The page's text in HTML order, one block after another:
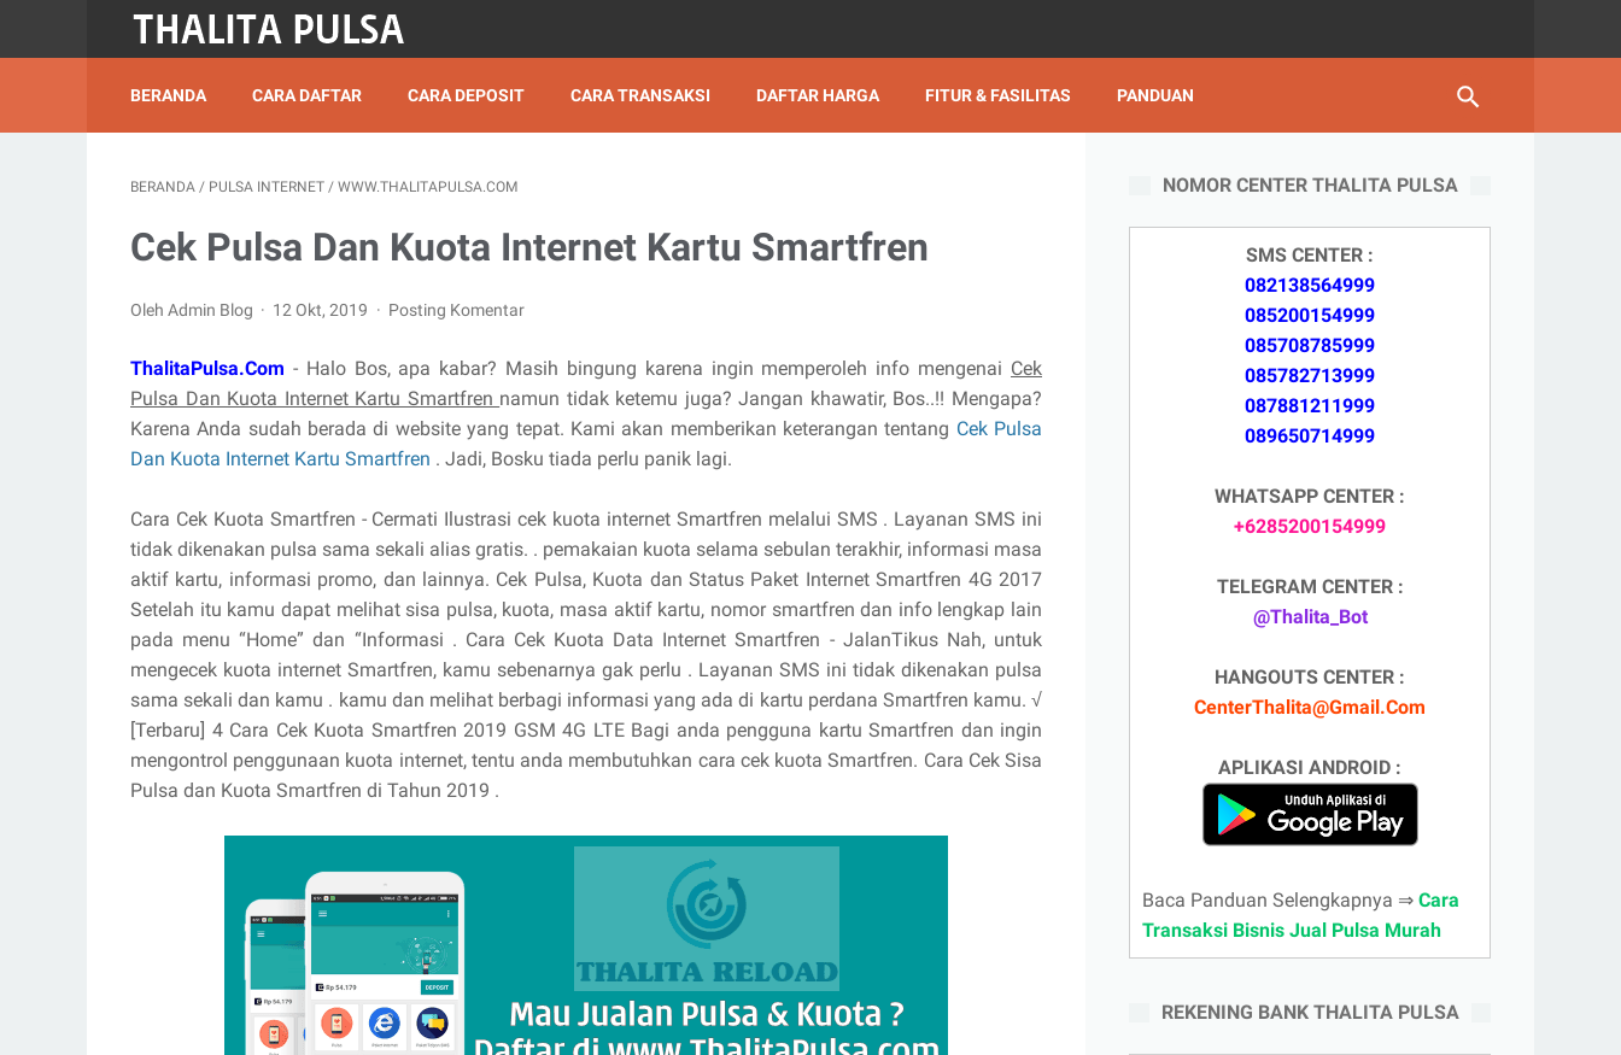
BERANDA CARA DAFTAR CARA DEPOSIT CARA TRANSAKSI DAFTAR HARGA FITUR & FASILITAS PANDUAN
BERANDA / PULSA INTERNET / WWW.THALITAPULSA.COM
Cek Pulsa Dan Kuota Internet Kartu Smartfren
Oleh Admin Blog 12 Okt, 2019 Posting Komentar
ThalitaPulsa.Com - Halo Bos, apa kabar? Masih bingung karena ingin memperoleh info mengenai Cek
Pulsa Dan Kuota Internet Kartu Smartfren namun tidak ketemu juga? Jangan khawatir, Bos..!! Mengapa?
Karena Anda sudah berada di website yang tepat. Kami akan memberikan keterangan tentang Cek Pulsa
Dan Kuota Internet Kartu Smartfren . Jadi, Bosku tiada perlu panik lagi.
Cara Cek Kuota Smartfren - Cermati Ilustrasi cek kuota internet Smartfren melalui SMS . Layanan SMS ini
tidak dikenakan pulsa sama sekali alias gratis. . pemakaian kuota selama sebulan terakhir, informasi masa
aktif kartu, informasi promo, dan lainnya. Cek Pulsa, Kuota dan Status Paket Internet Smartfren 4G 2017
Setelah itu kamu dapat melihat sisa pulsa, kuota, masa aktif kartu, nomor smartfren dan info lengkap lain
pada menu “Home” dan “Informasi . Cara Cek Kuota Data Internet Smartfren - JalanTikus Nah, untuk
mengecek kuota internet Smartfren, kamu sebenarnya gak perlu . Layanan SMS ini tidak dikenakan pulsa
sama sekali dan kamu . kamu dan melihat berbagi informasi yang ada di kartu perdana Smartfren kamu. √
[Terbaru] 4 Cara Cek Kuota Smartfren 2019 GSM 4G LTE Bagi anda pengguna kartu Smartfren dan ingin
mengontrol penggunaan kuota internet, tentu anda membutuhkan cara cek kuota Smartfren. Cara Cek Sisa
Pulsa dan Kuota Smartfren di Tahun 2019 .
NOMOR CENTER THALITA PULSA
SMS CENTER :
082138564999
085200154999
085708785999
085782713999
087881211999
089650714999
WHATSAPP CENTER :
+6285200154999
TELEGRAM CENTER :
@Thalita_Bot
HANGOUTS CENTER :
CenterThalita@Gmail.Com
APLIKASI ANDROID :
Baca Panduan Selengkapnya ⇒ Cara
Transaksi Bisnis Jual Pulsa Murah
REKENING BANK THALITA PULSA